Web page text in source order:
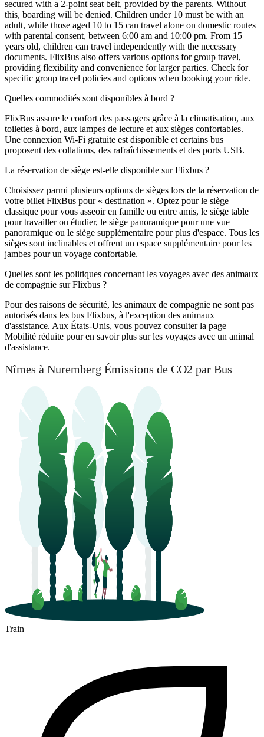
secured with a 2-point seat belt, provided by the parents. Without
this, boarding will be denied. Children under 10 must be with an
adult, while those aged 10 to 15 can travel alone on domestic routes
with parental consent, between 6:00 am and 10:00 pm. From 15
years old, children can travel independently with the necessary
documents. FlixBus also offers various options for group travel,
providing flexibility and convenience for larger parties. Check for
specific group travel policies and options when booking your ride.
Quelles commodités sont disponibles à bord ?
FlixBus assure le confort des passagers grâce à la climatisation, aux
toilettes à bord, aux lampes de lecture et aux sièges confortables.
Une connexion Wi-Fi gratuite est disponible et certains bus
proposent des collations, des rafraîchissements et des ports USB.
La réservation de siège est-elle disponible sur Flixbus ?
Choisissez parmi plusieurs options de sièges lors de la réservation de
votre billet FlixBus pour « destination ». Optez pour le siège
classique pour vous asseoir en famille ou entre amis, le siège table
pour travailler ou étudier, le siège panoramique pour une vue
panoramique ou le siège supplémentaire pour plus d'espace. Tous les
sièges sont inclinables et offrent un espace supplémentaire pour les
jambes pour un voyage confortable.
Quelles sont les politiques concernant les voyages avec des animaux
de compagnie sur Flixbus ?
Pour des raisons de sécurité, les animaux de compagnie ne sont pas
autorisés dans les bus Flixbus, à l'exception des animaux
d'assistance. Aux États-Unis, vous pouvez consulter la page
Mobilité réduite pour en savoir plus sur les voyages avec un animal
d'assistance.
Nîmes à Nuremberg Émissions de CO2 par Bus
Train